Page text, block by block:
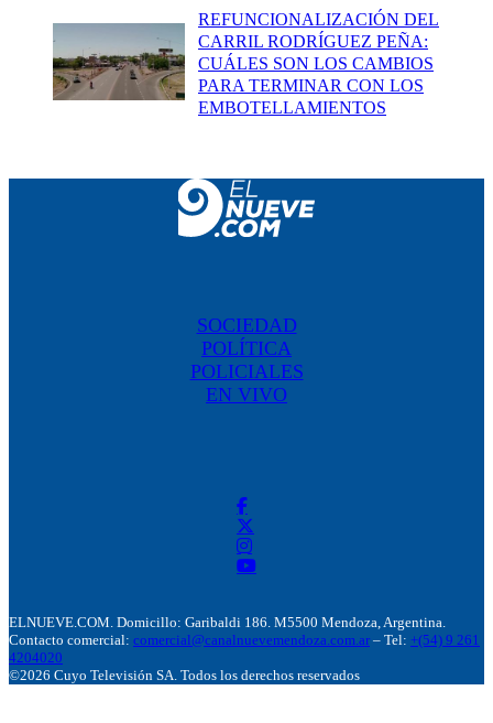
REFUNCIONALIZACIÓN DEL
CARRIL RODRÍGUEZ PEÑA:
CUÁLES SON LOS CAMBIOS
PARA TERMINAR CON LOS
EMBOTELLAMIENTOS
SOCIEDAD
POLÍTICA
POLICIALES
EN VIVO
ELNUEVE.COM. Domicillo: Garibaldi 186. M5500 Mendoza, Argentina.
Contacto comercial: comercial@canalnuevemendoza.com.ar – Tel: +(54) 9 261
4204020
©2026 Cuyo Televisión SA. Todos los derechos reservados